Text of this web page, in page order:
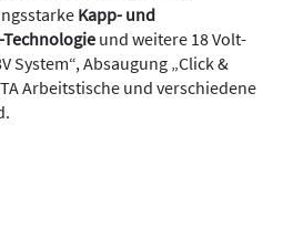
Kapp- und
und weitere 18 Volt-
System“, Absaugung „Click &
Arbeitstische und verschiedene